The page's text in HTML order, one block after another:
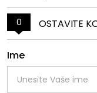
0 OSTAVITE
Ime